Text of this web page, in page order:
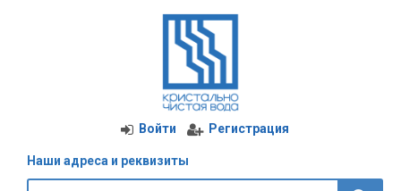
Войти Регистрация
Наши адреса и реквизиты